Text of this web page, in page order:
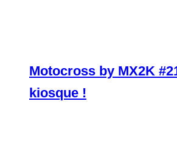
Motocross by MX2K
kiosque !